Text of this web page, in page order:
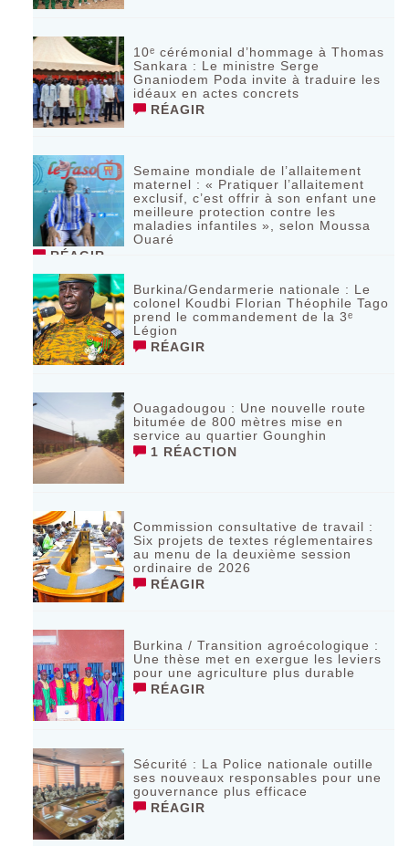
10ᵉ cérémonial d’hommage à Thomas
Sankara : Le ministre Serge
Gnaniodem Poda invite à traduire les
idéaux en actes concrets
RÉAGIR
Semaine mondiale de l’allaitement
maternel : « Pratiquer l’allaitement
exclusif, c’est offrir à son enfant une
meilleure protection contre les
maladies infantiles », selon Moussa
Ouaré
RÉAGIR
Burkina/Gendarmerie nationale : Le
colonel Koudbi Florian Théophile Tago
prend le commandement de la 3ᵉ
Légion
RÉAGIR
Ouagadougou : Une nouvelle route
bitumée de 800 mètres mise en
service au quartier Gounghin
1 RÉACTION
Commission consultative de travail :
Six projets de textes réglementaires
au menu de la deuxième session
ordinaire de 2026
RÉAGIR
Burkina / Transition agroécologique :
Une thèse met en exergue les leviers
pour une agriculture plus durable
RÉAGIR
Sécurité : La Police nationale outille
ses nouveaux responsables pour une
gouvernance plus efficace
RÉAGIR